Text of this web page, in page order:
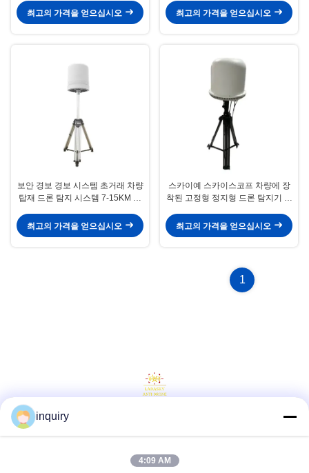
최고의 가격을 얻으십시오
최고의 가격을 얻으십시오
보안 경보 경보 시스템 초거래 차량
탑재 드론 탐지 시스템 7-15KM 탐
Skycope
최고의 가격을 얻으십시오
스카이예 스카이스코프 차량에 장
착된 고정형 정지형 드론 탐지기 최
드를 쉽게 배치합니다.
최고의 가격을 얻으십시오
1
inquiry
4:09 AM